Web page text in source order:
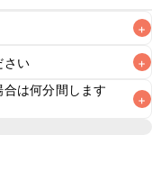
+
べくお早めにお召
さい +
は何分間します
+
き上げています。
使用してくださ
設定し、10分程空